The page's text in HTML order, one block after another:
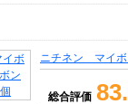
ニチネン マイ
総合評価